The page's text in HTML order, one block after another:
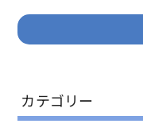
カテゴリー